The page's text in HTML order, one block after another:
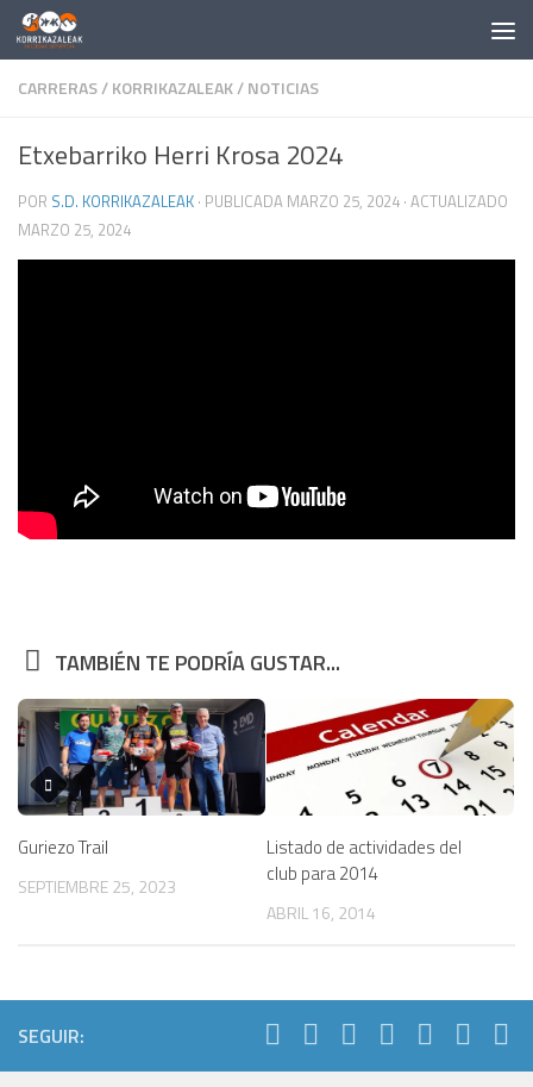
Saltar al contenido
CARRERAS/KORRIKAZALEAK/NOTICIAS
Etxebarriko Herri Krosa 2024
POR S.D. KORRIKAZALEAK · PUBLICADA MARZO 25, 2024 · ACTUALIZADO
MARZO 25, 2024
TAMBIÉN TE PODRÍA GUSTAR...
Guriezo Trail
SEPTIEMBRE 25, 2023
Listado de actividades del
club para 2014
ABRIL 16, 2014
SEGUIR: